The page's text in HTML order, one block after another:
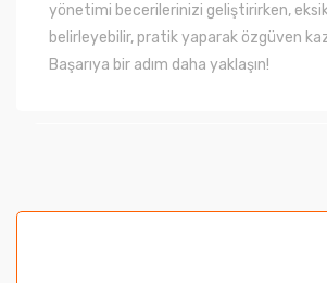
yönetimi becerilerinizi geliştirirken,
belirleyebilir, pratik yaparak özgüven
Başarıya bir adım daha yaklaşın!